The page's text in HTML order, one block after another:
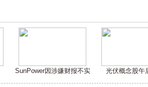
SunPower因涉嫌财报不实 光伏概念股午